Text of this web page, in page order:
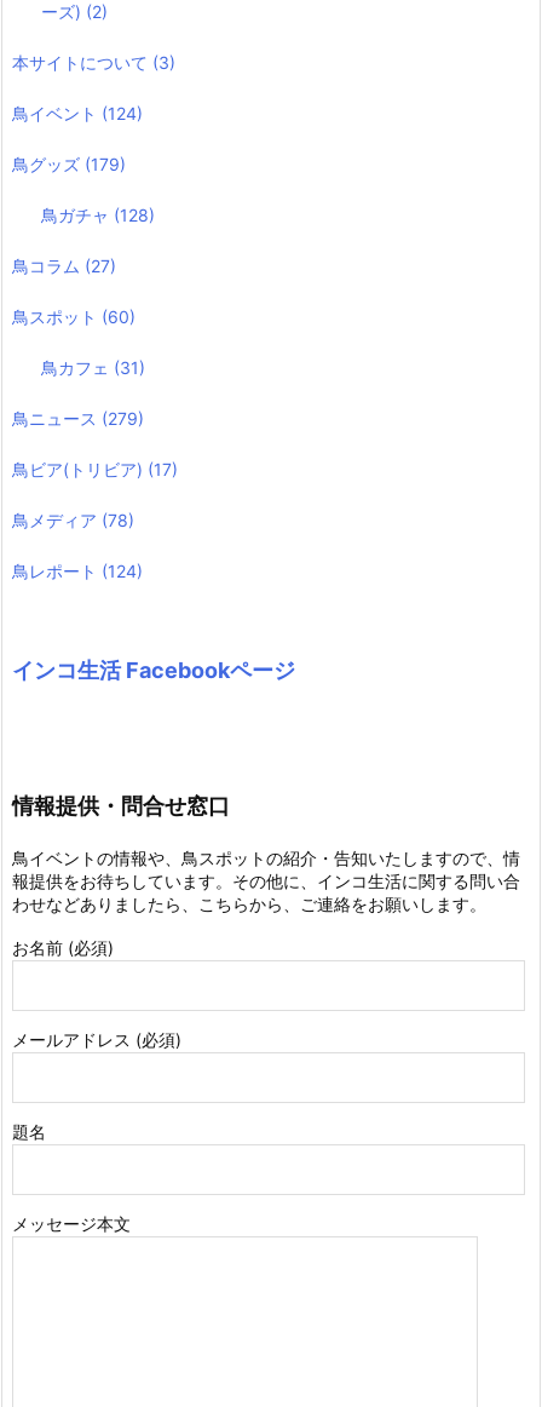
ーズ) (2)
本サイトについて (3)
鳥イベント (124)
鳥グッズ (179)
鳥ガチャ (128)
鳥コラム (27)
鳥スポット (60)
鳥カフェ (31)
鳥ニュース (279)
鳥ビア(トリビア) (17)
鳥メディア (78)
鳥レポート (124)
インコ生活 Facebookページ
情報提供・問合せ窓口
鳥イベントの情報や、鳥スポットの紹介・告知いたしますので、情
報提供をお待ちしています。その他に、インコ生活に関する問い合
わせなどありましたら、こちらから、ご連絡をお願いします。
お名前 (必須)
メールアドレス (必須)
題名
メッセージ本文